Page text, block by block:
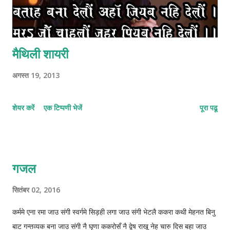
मैथिली शायरी
अगस्त 19, 2013
शेयर करें एक टिप्पणी भेजें पूरा पढू
गजल
सितंबर 02, 2016
कर्ममे एना रमा जाउ संगी स्वर्गमे सिड़ही लगा जाउ संगी भेटलै ककरा कथी मेहनत बिनु
बाट गन्तव्यक बना जाउ संगी नै घृणा ककरोसँ नै द्वेष राखू नेह चारु दिस बहा जाउ